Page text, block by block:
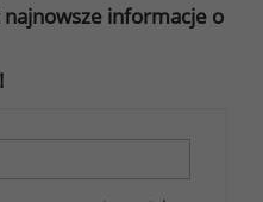
najnowsze informacje o